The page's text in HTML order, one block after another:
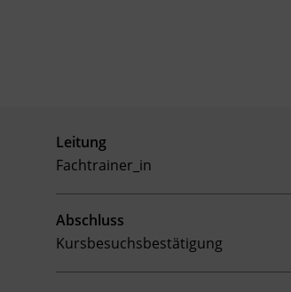
Leitung
Fachtrainer_in
Abschluss
Kursbesuchsbestätigung